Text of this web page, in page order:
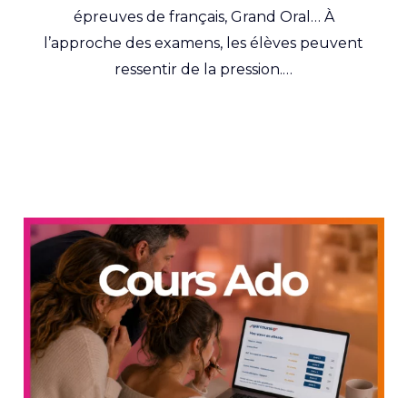
épreuves de français, Grand Oral… À
l’approche des examens, les élèves peuvent
ressentir de la pression.…